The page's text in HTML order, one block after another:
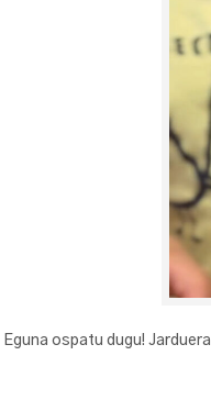
Eguna ospatu dugu!